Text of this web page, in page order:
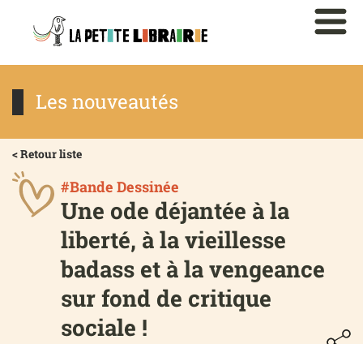
Les nouveautés
< Retour liste
#Bande Dessinée
Une ode déjantée à la
liberté, à la vieillesse
badass et à la vengeance
sur fond de critique
sociale !